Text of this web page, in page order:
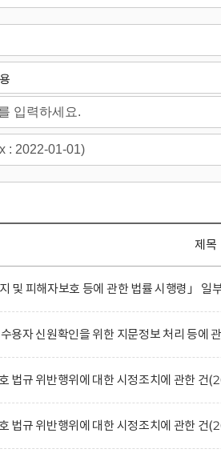
제목
지 및 피해자보호 등에 관한 법률 시행령」
용자 신원확인을 위한 지문정보 처리 등에
법규 위반행위에 대한 시정조치에 관한
법규 위반행위에 대한 시정조치에 관한